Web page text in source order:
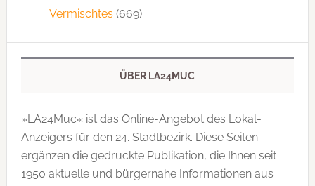
Vermischtes (669)
ÜBER LA24MUC
»LA24Muc« ist das Online-Angebot des Lokal-
Anzeigers für den 24. Stadtbezirk. Diese Seiten
ergänzen die gedruckte Publi­kation, die Ihnen seit
1950 aktuelle und bürgernahe Informationen aus